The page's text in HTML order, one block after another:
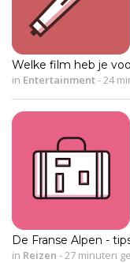
Welke film heb je
in Entertainment- 24
De Franse Alpen -
in Reizen - 27 minuten